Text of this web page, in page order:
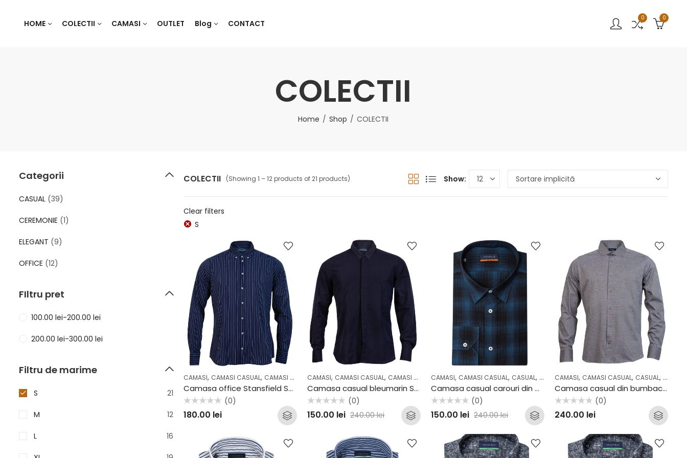
HOME COLECTII CAMASI OUTLET Blog CONTACT
0 0
COLECTII
Home Shop COLECTII
COLECTII (Showing 1 – 12 products of 21 products) Show:
Clear filters
S
CAMASI, CAMASI CASUAL, CAMASI OFFICE ,COLECTII,OFFICE
Camasa office Stansfield SS2041
la
(0)
180.00 lei
CAMASI, CAMASI CASUAL, CAMASI OFFICE ,CASUAL,COLECTII,OFFICE,OUTLET
Camasa casual bleumarin Stansfield B62
la
(0)
150.00 lei 240.00lei
CAMASI, CAMASI CASUAL, CASUAL, COLECTII,OUTLET
Camasa casual carouri din bumbac Stansfield C26
la
(0)
150.00 lei 240.00lei
CAMASI, CAMASI CASUAL, CASUAL,
Camasa casual din bumbac Stansfield B35
la
(0)
240.00 lei
Categorii
CASUAL (39)
CEREMONIE (1)
ELEGANT (9)
OFFICE (12)
FIltru pret
100.00 lei-200.00 lei
200.00 lei-300.00 lei
Filtru de marime
S 21
M 12
L 16